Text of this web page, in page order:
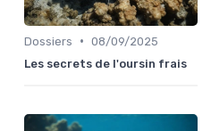
Dossiers • 08/09/2025
Les secrets de l'oursin frais